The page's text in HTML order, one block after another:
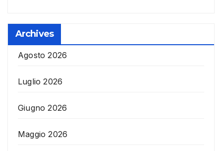
Archives
Agosto 2026
Luglio 2026
Giugno 2026
Maggio 2026